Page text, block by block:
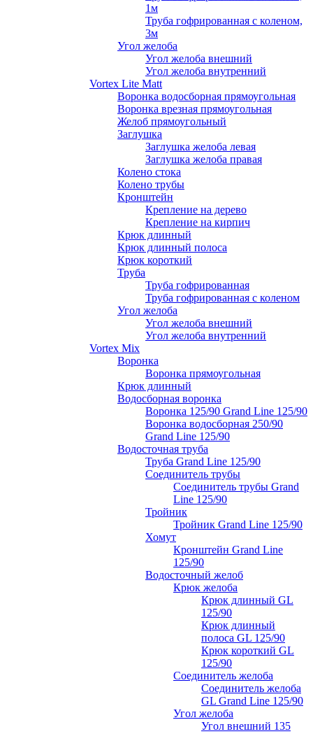
1м
Труба гофрированная с коленом,
3м
Угол желоба
Угол желоба внешний
Угол желоба внутренний
Vortex Lite Matt
Воронка водосборная прямоугольная
Воронка врезная прямоугольная
Желоб прямоугольный
Заглушка
Заглушка желоба левая
Заглушка желоба правая
Колено стока
Колено трубы
Кронштейн
Крепление на дерево
Крепление на кирпич
Крюк длинный
Крюк длинный полоса
Крюк короткий
Труба
Труба гофрированная
Труба гофрированная с коленом
Угол желоба
Угол желоба внешний
Угол желоба внутренний
Vortex Mix
Воронка
Воронка прямоугольная
Крюк длинный
Водосборная воронка
Воронка 125/90 Grand Line 125/90
Воронка водосборная 250/90
Grand Line 125/90
Водосточная труба
Труба Grand Line 125/90
Соединитель трубы
Соединитель трубы Grand
Line 125/90
Тройник
Тройник Grand Line 125/90
Хомут
Кронштейн Grand Line
125/90
Водосточный желоб
Крюк желоба
Крюк длинный GL
125/90
Крюк длинный
полоса GL 125/90
Крюк короткий GL
125/90
Соединитель желоба
Соединитель желоба
GL Grand Line 125/90
Угол желоба
Угол внешний 135